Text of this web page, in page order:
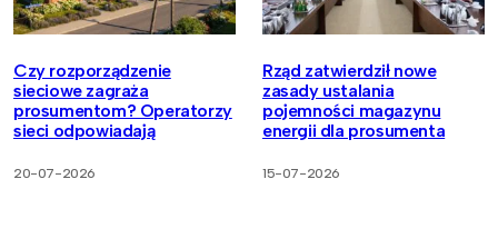
Czy rozporządzenie
sieciowe zagraża
prosumentom? Operatorzy
sieci odpowiadają
20-07-2026
Rząd zatwierdził nowe
zasady ustalania
pojemności magazynu
energii dla prosumenta
15-07-2026